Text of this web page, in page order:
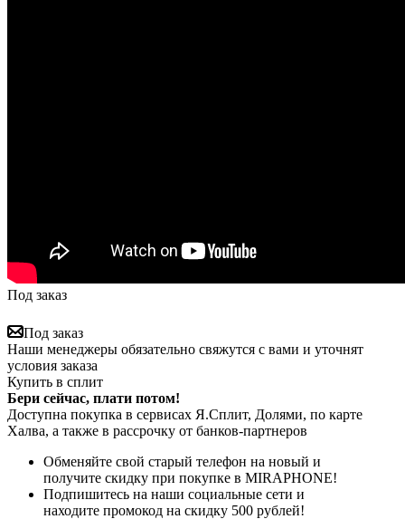
Под заказ
Под заказ
Наши менеджеры обязательно свяжутся с вами и уточнят
условия заказа
Купить в сплит
Бери сейчас, плати потом!
Доступна покупка в сервисах Я.Сплит, Долями, по карте
Халва, а также в рассрочку от банков-партнеров
Обменяйте свой старый телефон на новый и
получите скидку при покупке в MIRAPHONE!
Подпишитесь на наши социальные сети и
находите промокод на скидку 500 рублей!